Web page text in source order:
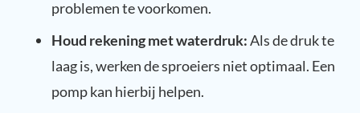
problemen te voorkomen.
Houd rekening met waterdruk:Als de druk te
laag is, werken de sproeiers niet optimaal. Een
pomp kan hierbij helpen.